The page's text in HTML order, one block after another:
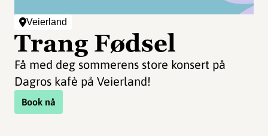
Veierland
Trang Fødsel
Få med deg sommerens store konsert på
Dagros kafè på Veierland!
Book nå